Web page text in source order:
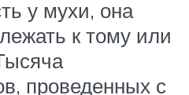
у мухи, она
к тому или
проведенных с